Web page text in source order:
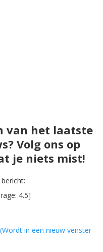
van het laatste
Volg ons op
je niets mist!
4.5]
in een nieuw venster